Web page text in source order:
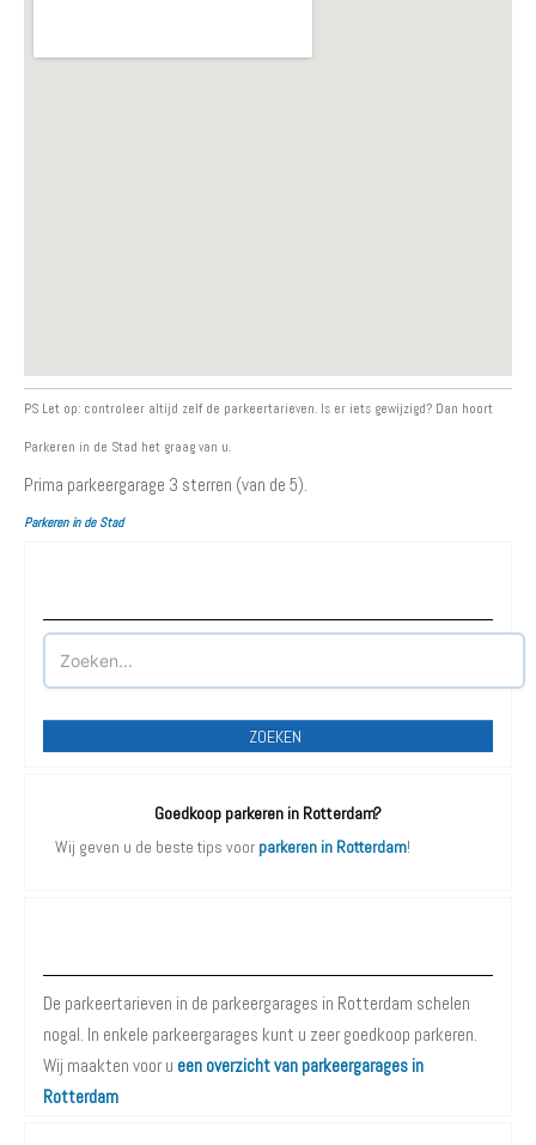
PS Let op: controleer altijd zelf de parkeertarieven. Is er iets gewijzigd? Dan hoort
Parkeren in de Stad het graag van u.
Prima parkeergarage 3 sterren (van de 5).
Parkeren in de Stad
ZOEKEN
Goedkoop parkeren in Rotterdam?
Wij geven u de beste tips voor parkeren in Rotterdam!
De parkeertarieven in de parkeergarages in Rotterdam schelen
nogal. In enkele parkeergarages kunt u zeer goedkoop parkeren.
Wij maakten voor u een overzicht van parkeergarages in
Rotterdam